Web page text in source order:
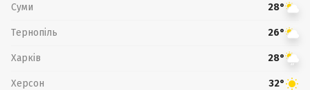
Суми 28°
Тернопіль 26°
Харків 28°
Херсон 32°